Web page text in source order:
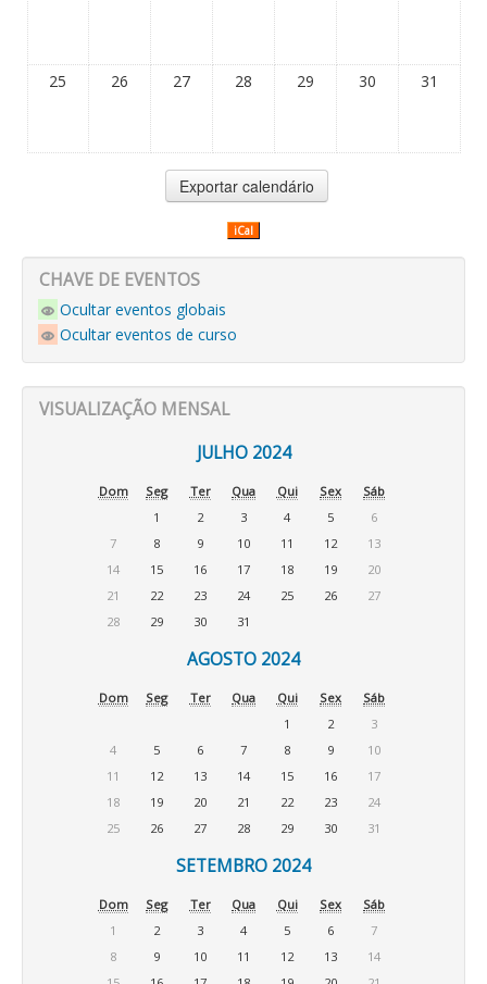
25 26 27 28 29 30 31
iCal
CHAVE DE EVENTOS
Ocultar eventos globais
Ocultar eventos de curso
VISUALIZAÇÃO MENSAL
JULHO 2024
Dom Seg Ter Qua Qui Sex
Sáb
1
2 3 4 5
6
7
8 9 10 11 12
13
14
15 16 17 18 19
20
21
22 23 24 25 26
27
28
29 30 31
AGOSTO 2024
Dom Seg Ter Qua Qui Sex
Sáb
1
2
3
4
5 6 7 8 9
10
11
12 13 14 15 16
17
18
19 20 21 22 23
24
25
26 27 28 29 30 31
SETEMBRO 2024
Dom Seg Ter Qua Qui Sex
Sáb
1
2 3 4 5 6
7
8
9 10 11 12 13
14